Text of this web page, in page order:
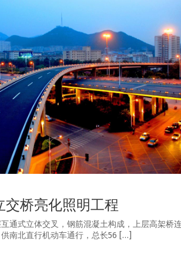
交桥亮化照明工程
通式立体交叉，钢筋混凝土构成，上层高架桥
南北直行机动车通行，总长56 […]